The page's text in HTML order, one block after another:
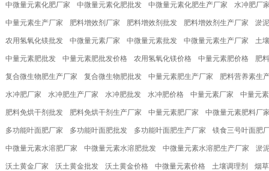
中微量元素化肥厂家 中微量元素化肥批发 中微量元素化肥生产厂家 水冲肥厂
中量元素生产厂家 肥料增效剂厂家 肥料增效剂批发 肥料增效剂生产厂家 淤
农用氢氧化镁批发 中微量元素厂家 中微量元素批发 中微量元素生产厂家 土
中量元素肥批发 中量元素肥批发价格 农用氢氧化镁价格 中量元素肥价格 肥
复合微生物肥生产厂家 复合微生物肥批发 中量元素肥生产厂家 肥料营养素生
水冲肥厂家 水冲肥生产厂家 水冲肥批发 水冲肥价格 中量元素厂家 中量元
肥料免烘干剂批发 肥料免烘干剂生产厂家 中量元素肥厂家 中微量元素肥料厂
多功能叶面肥厂家 多功能叶面肥批发 多功能叶面肥生产厂家 镁食三号叶面肥
中微量元素水溶肥厂家 中微量元素水溶肥批发 中微量元素水溶肥生产厂家 淤
沃土黄金厂家 沃土黄金批发 沃土黄金价格 中微量元素价格 土壤调理剂 烟